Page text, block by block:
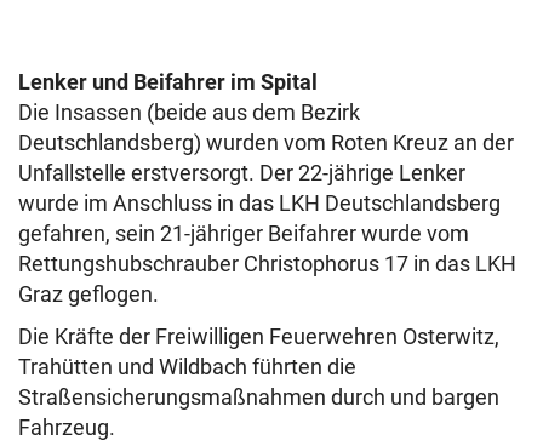
Lenker und Beifahrer im Spital
Die Insassen (beide aus dem Bezirk
Deutschlandsberg) wurden vom Roten Kreuz an der
Unfallstelle erstversorgt. Der 22-jährige Lenker
wurde im Anschluss in das LKH Deutschlandsberg
gefahren, sein 21-jähriger Beifahrer wurde vom
Rettungshubschrauber Christophorus 17 in das LKH
Graz geflogen.
Die Kräfte der Freiwilligen Feuerwehren Osterwitz,
Trahütten und Wildbach führten die
Straßensicherungsmaßnahmen durch und bargen
Fahrzeug.